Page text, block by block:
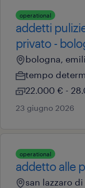
operational
addetti
privato -
bologna,
tempo
22.000 € -
23 giugno 2026
operational
addetto alle
san lazzaro